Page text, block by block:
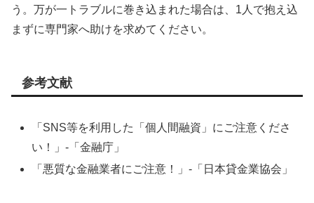
う。万が一トラブルに巻き込まれた場合は、1人で抱え込
まずに専門家へ助けを求めてください。
参考文献
「SNS等を利用した「個人間融資」にご注意くださ
い！」-「金融庁」
「悪質な金融業者にご注意！」-「日本貸金業協会」